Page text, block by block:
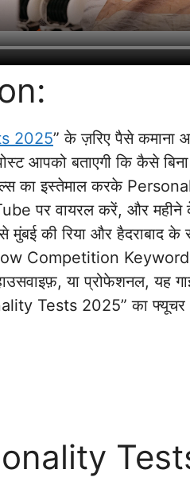
2025” के ज़रिए पैसे
आपको बताएगी कि कैसे
का इस्तेमाल करके
पर वायरल करें, और
की रिया और हैदराबाद
Competition
या प्रोफेशनल,
Tests 2025” का फ्यूचर